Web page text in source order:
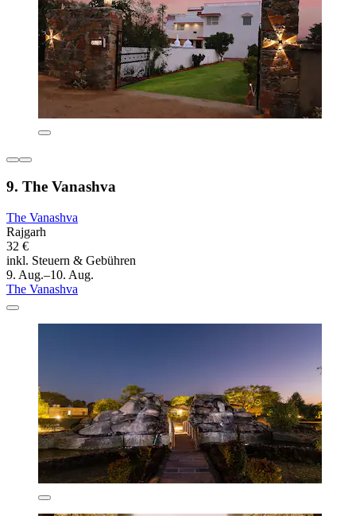
9. The Vanashva
The Vanashva
Rajgarh
32 €
inkl. Steuern & Gebühren
9. Aug.–10. Aug.
The Vanashva